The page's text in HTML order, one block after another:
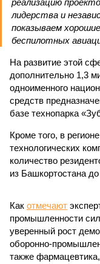
реализацию
лидерства и
показываем
беспилотных
На развитие этой
дополнительно 1,3
одноименного
средств
базе технопарка
Кроме того, в
технологических
количество
из Башкортостана до
Как отмечают
промышленности
уверенный рост
оборонно-
также